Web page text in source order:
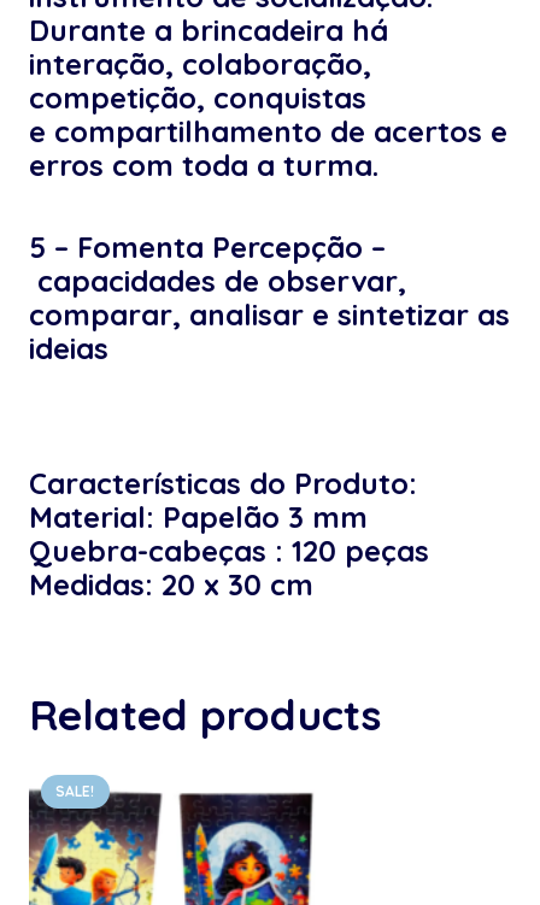
Durante a brincadeira há
interação, colaboração,
competição, conquistas
e compartilhamento de acertos e
erros com toda a turma.
5 – Fomenta Percepção –
capacidades de observar,
comparar, analisar e sintetizar as
ideias
Características do Produto:
Material: Papelão 3 mm
Quebra-cabeças : 120 peças
Medidas: 20 x 30 cm
Related products
SALE!